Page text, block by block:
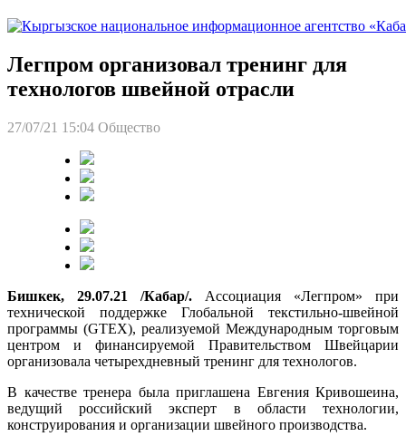
Легпром организовал тренинг для
технологов швейной отрасли
27/07/21 15:04 Общество
Бишкек, 29.07.21 /Кабар/. Ассоциация «Легпром» при
технической поддержке Глобальной текстильно-швейной
программы (GTEX), реализуемой Международным торговым
центром и финансируемой Правительством Швейцарии
организовала четырехдневный тренинг для технологов.
В качестве тренера была приглашена Евгения Кривошеина,
ведущий российский эксперт в области технологии,
конструирования и организации швейного производства.